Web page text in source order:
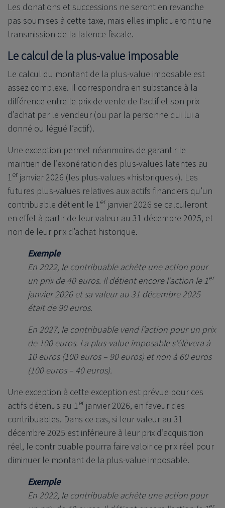
Les donations et successions ne seront en revanche
pas soumises à cette taxe, mais elles impliqueront une
transmission de la latence fiscale.
Le calcul de la plus-value imposable
Le calcul du montant de la plus-value imposable est
assez complexe. Il correspondra en substance à la
différence entre le prix de vente de l’actif et son prix
d’achat par le vendeur (ou par la personne qui lui a
donné ou légué l’actif).
Une exception permet néanmoins de garantir le
maintien de l’exonération des plus-values latentes au
1er janvier 2026 (les plus-values « historiques »). Les
futures plus-values relatives aux actifs financiers qu’un
contribuable détient le 1er janvier 2026 se calculeront
en effet à partir de leur valeur au 31 décembre 2025, et
non de leur prix d’achat historique.
Exemple
En 2022, le contribuable achète une action pour
un prix de 40 euros. Il détient encore l’action le 1er
janvier 2026 et sa valeur au 31 décembre 2025
était de 90 euros.
En 2027, le contribuable vend l’action pour un prix
de 100 euros. La plus-value imposable s’élèvera à
10 euros (100 euros – 90 euros) et non à 60 euros
(100 euros – 40 euros).
Une exception à cette exception est prévue pour ces
actifs détenus au 1er janvier 2026, en faveur des
contribuables. Dans ce cas, si leur valeur au 31
décembre 2025 est inférieure à leur prix d’acquisition
réel, le contribuable pourra faire valoir ce prix réel pour
diminuer le montant de la plus-value imposable.
Exemple
En 2022, le contribuable achète une action pour